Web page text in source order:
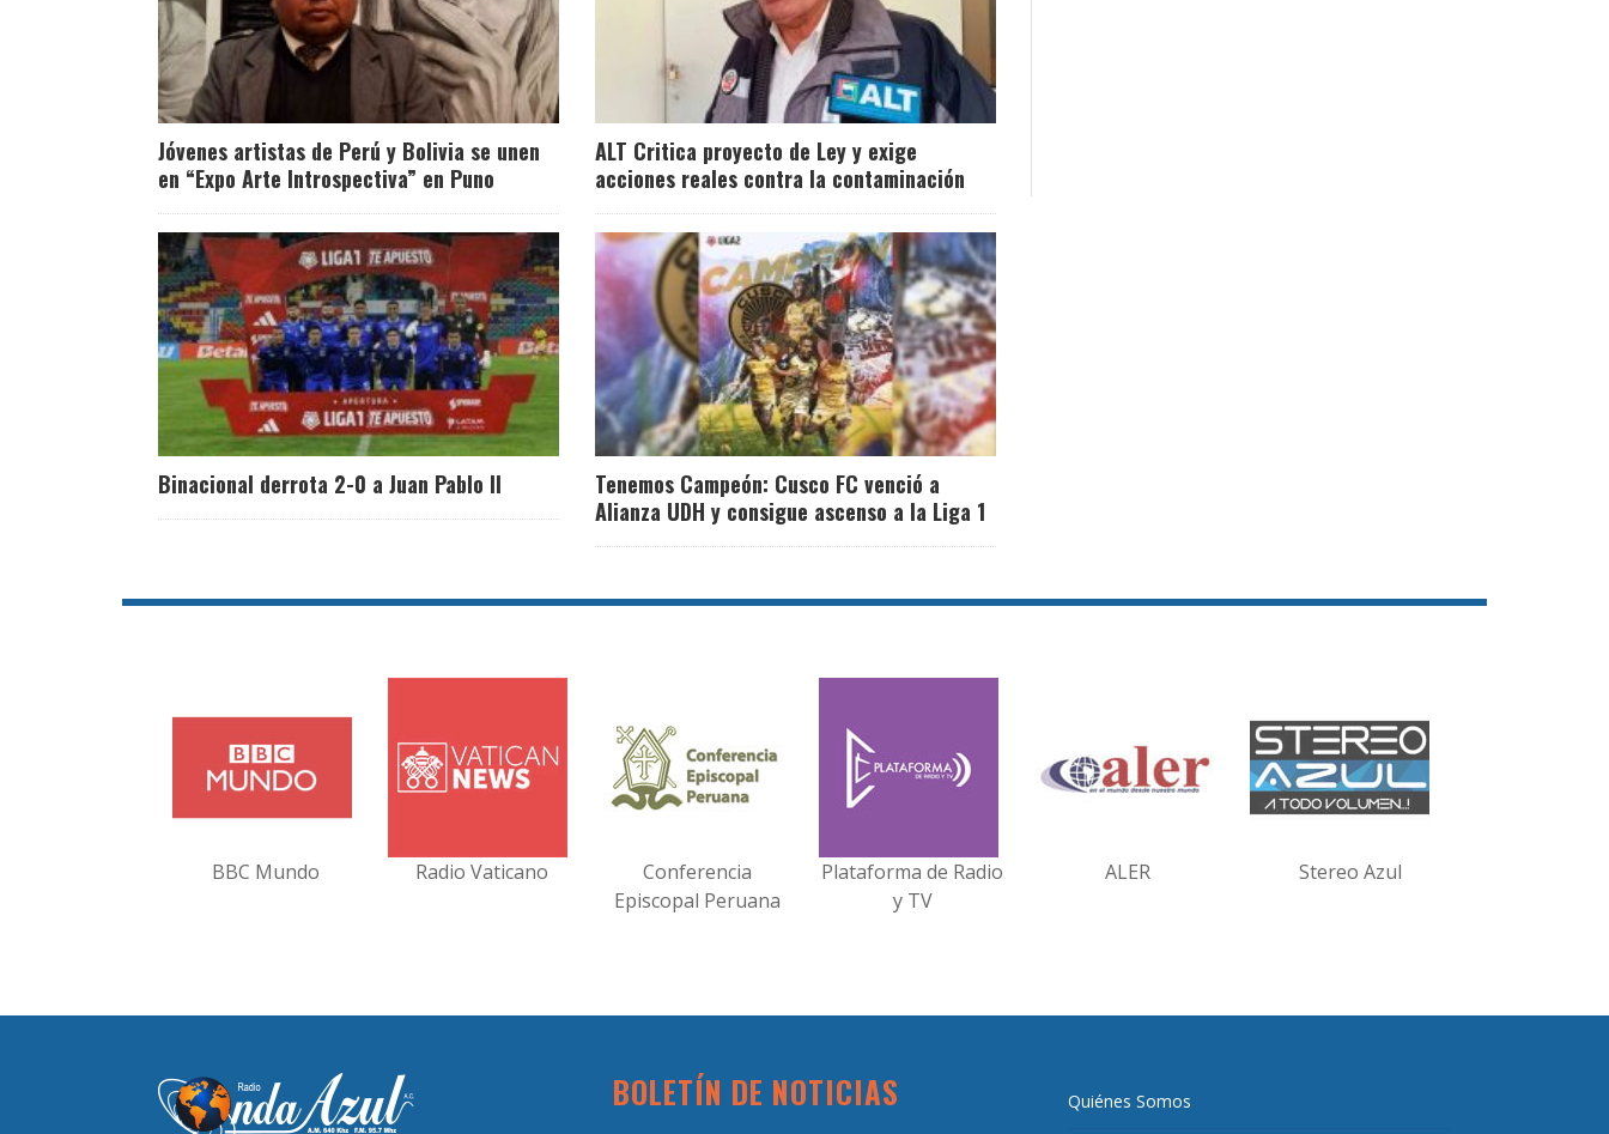
Jóvenes artistas de Perú y Bolivia se unen
en “Expo Arte Introspectiva” en Puno
ALT Critica proyecto de Ley y exige
acciones reales contra la contaminación
Binacional derrota 2-0 a Juan Pablo II
Tenemos Campeón: Cusco FC venció a
Alianza UDH y consigue ascenso a la Liga 1
BBC Mundo Radio Vaticano
Conferencia
Episcopal Peruana
Plataforma de Radio
y TV
ALER Stereo Azul
BOLETÍN DE NOTICIAS Quiénes Somos